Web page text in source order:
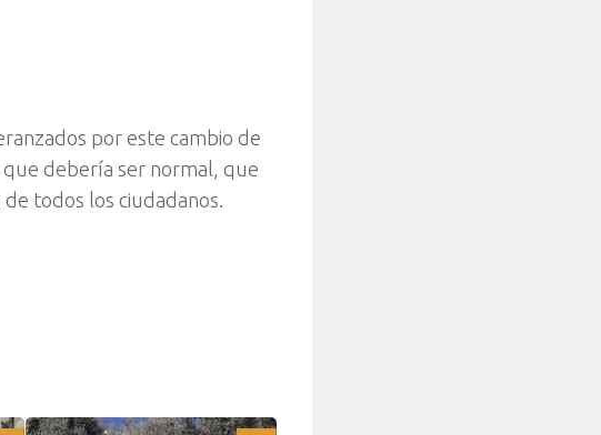
por este cambio de
debería ser normal, que
todos los ciudadanos.